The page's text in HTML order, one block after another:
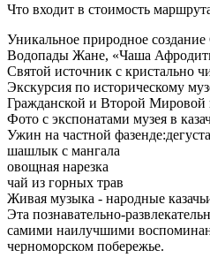
Что входит в стоимость
Уникальное природное
Водопады Жане, «Чаша
Святой источник с кристально
Экскурсия по историческому
Гражданской и Второй
Фото с экспонатами музея в
Ужин на частной
шашлык с мангала
овощная нарезка
чай из горных трав
Живая музыка - народные
Эта познавательно-
самими наилучшими
черноморском побережье.